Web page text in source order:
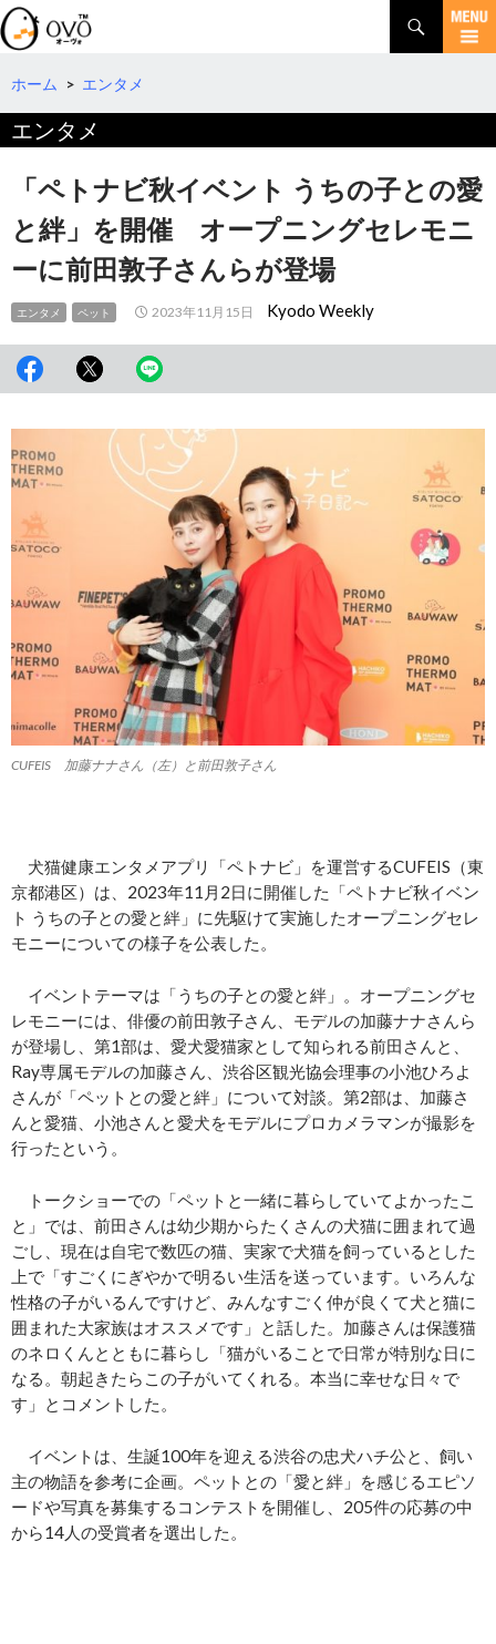
検
索
コ
テ
へ
ホーム > エンタメ
エンタメ
「ペトナビ秋イベント うちの子との愛
と絆」を開催 オープニングセレモニ
ーに前田敦子さんらが登場
エンタメ ペット 2023年11月15日 Kyodo Weekly
CUFEIS 加藤ナナさん（左）と前田敦子さん
犬猫健康エンタメアプリ「ペトナビ」を運営するCUFEIS（東
京都港区）は、2023年11月2日に開催した「ペトナビ秋イベン
ト うちの子との愛と絆」に先駆けて実施したオープニングセレ
モニーについての様子を公表した。
イベントテーマは「うちの子との愛と絆」。オープニングセ
レモニーには、俳優の前田敦子さん、モデルの加藤ナナさんら
が登場し、第1部は、愛犬愛猫家として知られる前田さんと、
Ray専属モデルの加藤さん、渋谷区観光協会理事の小池ひろよ
さんが「ペットとの愛と絆」について対談。第2部は、加藤さ
んと愛猫、小池さんと愛犬をモデルにプロカメラマンが撮影を
行ったという。
トークショーでの「ペットと一緒に暮らしていてよかったこ
と」では、前田さんは幼少期からたくさんの犬猫に囲まれて過
ごし、現在は自宅で数匹の猫、実家で犬猫を飼っているとした
上で「すごくにぎやかで明るい生活を送っています。いろんな
性格の子がいるんですけど、みんなすごく仲が良くて犬と猫に
囲まれた大家族はオススメです」と話した。加藤さんは保護猫
のネロくんとともに暮らし「猫がいることで日常が特別な日に
なる。朝起きたらこの子がいてくれる。本当に幸せな日々で
す」とコメントした。
イベントは、生誕100年を迎える渋谷の忠犬ハチ公と、飼い
主の物語を参考に企画。ペットとの「愛と絆」を感じるエピソ
ードや写真を募集するコンテストを開催し、205件の応募の中
から14人の受賞者を選出した。